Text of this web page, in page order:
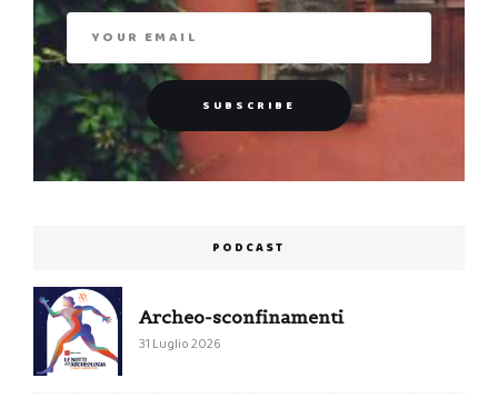
PODCAST
Archeo-sconfinamenti
31 Luglio 2026